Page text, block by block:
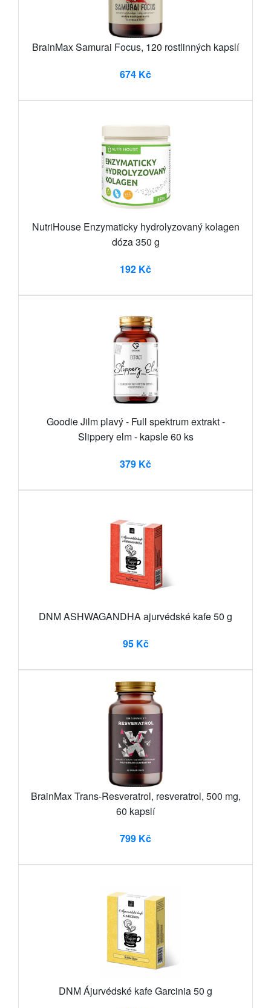
BrainMax Samurai Focus, 120 rostlinných kapslí
674 Kč
NutriHouse Enzymaticky hydrolyzovaný kolagen
dóza 350 g
192 Kč
Goodie Jilm plavý - Full spektrum extrakt -
Slippery elm - kapsle 60 ks
379 Kč
DNM ASHWAGANDHA ajurvédské kafe 50 g
95 Kč
BrainMax Trans-Resveratrol, resveratrol, 500 mg,
60 kapslí
799 Kč
DNM Ájurvédské kafe Garcinia 50 g